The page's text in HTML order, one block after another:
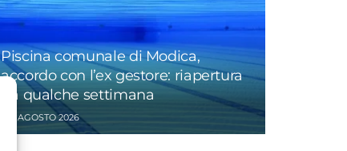
Piscina comunale di Modica,
accordo con l’ex gestore: riapertura
tra qualche settimana
7 AGOSTO 2026